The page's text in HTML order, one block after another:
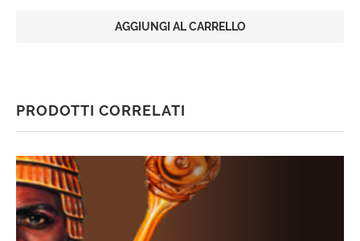
AGGIUNGI AL CARRELLO
PRODOTTI CORRELATI